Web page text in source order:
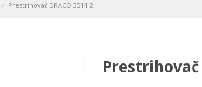
Prestrihovač DRÄCO 3514-2
Prestrihovač